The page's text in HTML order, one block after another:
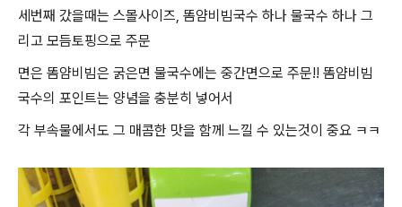
세번째 갔을때는 스몰사이즈, 똠얌비빔국수 하나 물국수 하나 그
리고 모듬토핑으로 주문
면은 똠얌비빔은 굵은면 물국수에는 중간면으로 주문!! 똠얌비빔
국수의 포인트는 양념을 충분히 넣어서
각 부속물에서도 그 매콤한 맛을 함께 느낄 수 있는것이 중요 ㅋㅋ